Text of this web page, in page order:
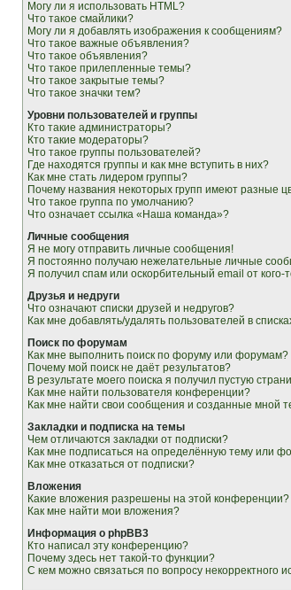
Могу ли я использовать HTML?
Что такое смайлики?
Могу ли я добавлять изображения к сообщениям?
Что такое важные объявления?
Что такое объявления?
Что такое прилепленные темы?
Что такое закрытые темы?
Что такое значки тем?
Уровни пользователей и группы
Кто такие администраторы?
Кто такие модераторы?
Что такое группы пользователей?
Где находятся группы и как мне вступить в них?
Как мне стать лидером группы?
Почему названия некоторых групп имеют разные
Что такое группа по умолчанию?
Что означает ссылка «Наша команда»?
Личные сообщения
Я не могу отправить личные сообщения!
Я постоянно получаю нежелательные личные
Я получил спам или оскорбительный email от кого-
Друзья и недруги
Что означают списки друзей и недругов?
Как мне добавлять/удалять пользователей в
Поиск по форумам
Как мне выполнить поиск по форуму или форумам?
Почему мой поиск не даёт результатов?
В результате моего поиска я получил пустую
Как мне найти пользователя конференции?
Как мне найти свои сообщения и созданные мной
Закладки и подписка на темы
Чем отличаются закладки от подписки?
Как мне подписаться на определённую тему или
Как мне отказаться от подписки?
Вложения
Какие вложения разрешены на этой конференции?
Как мне найти мои вложения?
Информация о phpBB3
Кто написал эту конференцию?
Почему здесь нет такой-то функции?
С кем можно связаться по вопросу некорректного